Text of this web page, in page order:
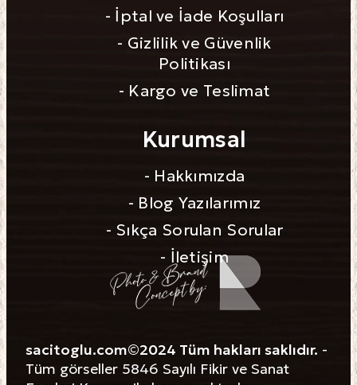
- İptal ve İade Koşulları
- Gizlilik ve Güvenlik
Politikası
- Kargo ve Teslimat
Kurumsal
- Hakkımızda
- Blog Yazılarımız
- Sıkça Sorulan Sorular
- İletişim
sacitoglu.com©2024 Tüm hakları saklıdır. -
Tüm görseller 5846 Sayılı Fikir ve Sanat